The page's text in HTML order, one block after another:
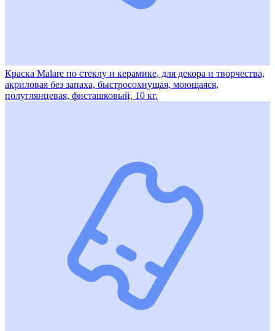
Краска Malare по стеклу и керамике, для декора и творчества,
акриловая без запаха, быстросохнущая, моющаяся,
полуглянцевая, фисташковый, 10 кг.